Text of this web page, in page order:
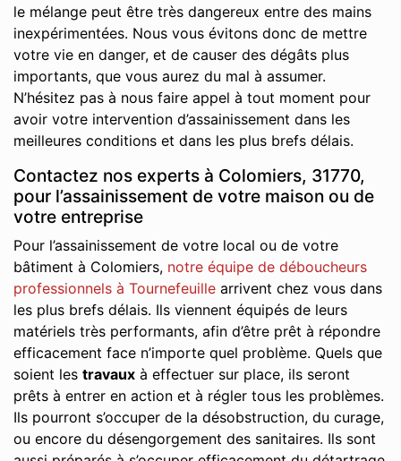
le mélange peut être très dangereux entre des mains
inexpérimentées. Nous vous évitons donc de mettre
votre vie en danger, et de causer des dégâts plus
importants, que vous aurez du mal à assumer.
N’hésitez pas à nous faire appel à tout moment pour
avoir votre intervention d’assainissement dans les
meilleures conditions et dans les plus brefs délais.
Contactez nos experts à Colomiers, 31770,
pour l’assainissement de votre maison ou de
votre entreprise
Pour l’assainissement de votre local ou de votre
bâtiment à Colomiers, notre équipe de déboucheurs
professionnels à Tournefeuille arrivent chez vous dans
les plus brefs délais. Ils viennent équipés de leurs
matériels très performants, afin d’être prêt à répondre
efficacement face n’importe quel problème. Quels que
soient les travaux à effectuer sur place, ils seront
prêts à entrer en action et à régler tous les problèmes.
Ils pourront s’occuper de la désobstruction, du curage,
ou encore du désengorgement des sanitaires. Ils sont